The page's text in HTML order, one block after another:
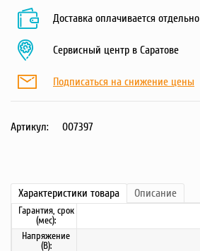
Доставка оплачивается отдельно
Сервисный центр в Саратове
Подписаться на снижение цены
Артикул: 007397
Характеристики товара Описание
Гарантия, срок
(мес):
Напряжение
(В):